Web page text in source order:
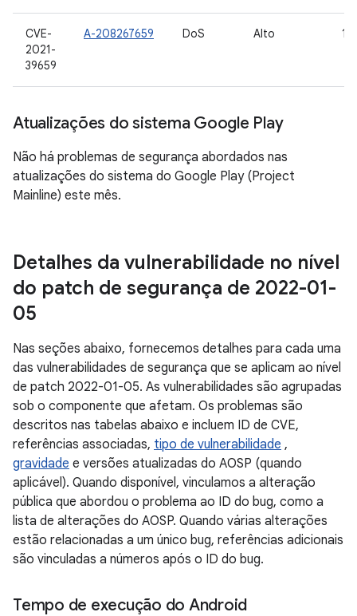
CVE-
2021-
39659
A-208267659 DoS Alto
Atualizações do sistema Google Play
Não há problemas de segurança abordados nas
atualizações do sistema do Google Play (Project
Mainline) este mês.
Detalhes da vulnerabilidade no nível
do patch de segurança de 2022-01-
05
Nas seções abaixo, fornecemos detalhes para cada uma
das vulnerabilidades de segurança que se aplicam ao nível
de patch 2022-01-05. As vulnerabilidades são agrupadas
sob o componente que afetam. Os problemas são
descritos nas tabelas abaixo e incluem ID de CVE,
referências associadas, tipo de vulnerabilidade ,
gravidade e versões atualizadas do AOSP (quando
aplicável). Quando disponível, vinculamos a alteração
pública que abordou o problema ao ID do bug, como a
lista de alterações do AOSP. Quando várias alterações
estão relacionadas a um único bug, referências adicionais
são vinculadas a números após o ID do bug.
Tempo de execução do Android